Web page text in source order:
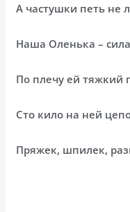
А частушки петь не
Наша Оленька –
По плечу ей тяжкий
Сто кило на ней
Пряжек, шпилек,